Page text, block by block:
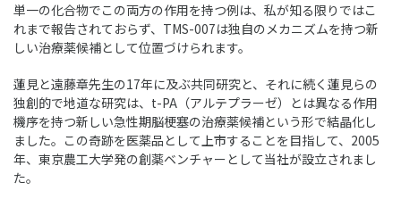
単一の化合物でこの両方の作用を持つ例は、私が知る限りではこ
れまで報告されておらず、TMS-007は独自のメカニズムを持つ新
しい治療薬候補として位置づけられます。
蓮見と遠藤章先生の17年に及ぶ共同研究と、それに続く蓮見らの
独創的で地道な研究は、t-PA（アルテプラーゼ）とは異なる作用
機序を持つ新しい急性期脳梗塞の治療薬候補という形で結晶化し
ました。この奇跡を医薬品として上市することを目指して、2005
年、東京農工大学発の創薬ベンチャーとして当社が設立されまし
た。